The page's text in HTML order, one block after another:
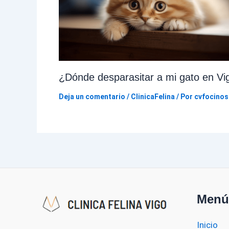
¿Dónde desparasitar a mi gato en
Deja un comentario / ClinicaFelina / Por cvfocinos
Menú
Inicio